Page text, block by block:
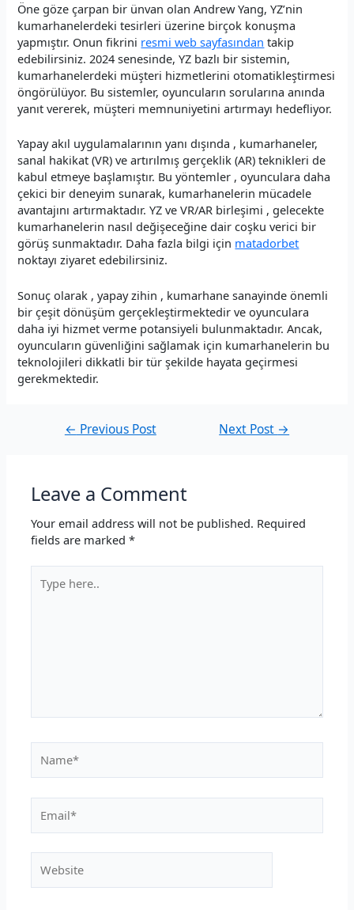
Öne göze çarpan bir ünvan olan Andrew Yang, YZ’nin
kumarhanelerdeki tesirleri üzerine birçok konuşma
yapmıştır. Onun fikrini resmi web sayfasından takip
edebilirsiniz. 2024 senesinde, YZ bazlı bir sistemin,
kumarhanelerdeki müşteri hizmetlerini otomatikleştirmesi
öngörülüyor. Bu sistemler, oyuncuların sorularına anında
yanıt vererek, müşteri memnuniyetini artırmayı hedefliyor.
Yapay akıl uygulamalarının yanı dışında , kumarhaneler,
sanal hakikat (VR) ve artırılmış gerçeklik (AR) teknikleri de
kabul etmeye başlamıştır. Bu yöntemler , oyunculara daha
çekici bir deneyim sunarak, kumarhanelerin mücadele
avantajını artırmaktadır. YZ ve VR/AR birleşimi , gelecekte
kumarhanelerin nasıl değişeceğine dair coşku verici bir
görüş sunmaktadır. Daha fazla bilgi için matadorbet
noktayı ziyaret edebilirsiniz.
Sonuç olarak , yapay zihin , kumarhane sanayinde önemli
bir çeşit dönüşüm gerçekleştirmektedir ve oyunculara
daha iyi hizmet verme potansiyeli bulunmaktadır. Ancak,
oyuncuların güvenliğini sağlamak için kumarhanelerin bu
teknolojileri dikkatli bir tür şekilde hayata geçirmesi
gerekmektedir.
← Previous Post Next Post →
Leave a Comment
Your email address will not be published. Required
fields are marked*